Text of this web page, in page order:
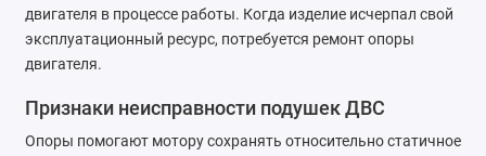
Ремонт системы охлаждения и отопления
Ремонт трансмиссии
двигателя в процессе работы. Когда изделие исчерпал свой
эксплуатационный ресурс, потребуется ремонт опоры
двигателя.
Признаки неисправности подушек ДВС
Опоры помогают мотору сохранять относительно статичное